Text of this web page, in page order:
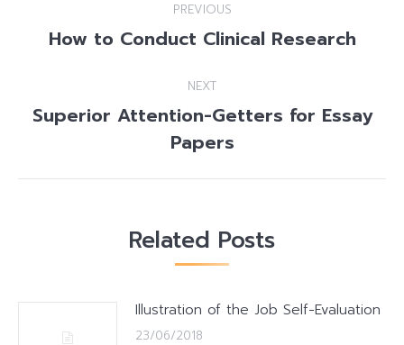
navigation
PREVIOUS
Previous
How to Conduct Clinical Research
NEXT
Next
post:
Superior Attention-Getters for Essay
Papers
Related Posts
Illustration of the Job Self-Evaluation
23/06/2018